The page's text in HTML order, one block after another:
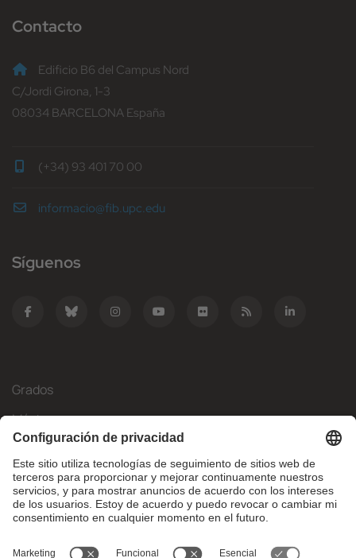
Contacto
Edificio B6 del Campus Nord
C/Jordi Girona, 1-3
08034 BARCELONA España
(+34) 93 401 70 00
informacio@fib.upc.edu
Síguenos
Grados
Másteres
Movilidad Internacional
Investigación
Empresa